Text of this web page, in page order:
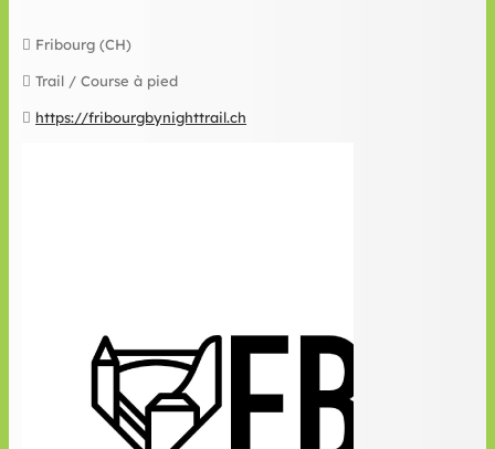
Fribourg (CH)
Trail / Course à pied
https://fribourgbynighttrail.ch